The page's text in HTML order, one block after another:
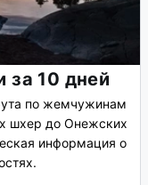
за 10 дней
по жемчужинам
шхер до Онежских
информация о